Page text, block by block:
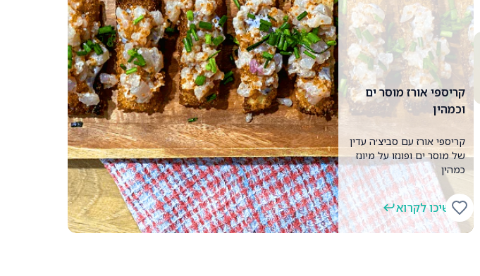
קריספי אורז מוסר ים
וכמהין
קריספי אורז עם סביצ׳ה עדין
של מוסר ים ופונזו על מיונז
כמהין
המשיכו לקרוא